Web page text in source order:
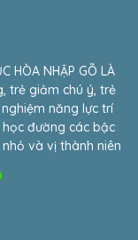
HÒA NHẬP GÕ LÀ
trẻ giảm chú ý, trẻ
năng lực trí
đường các bậc
và vị thành niên